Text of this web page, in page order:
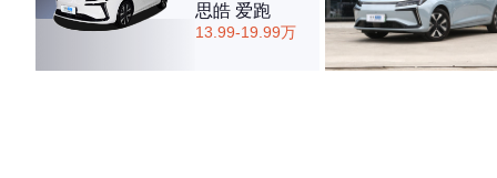
思皓 爱跑
13.99-19.99万